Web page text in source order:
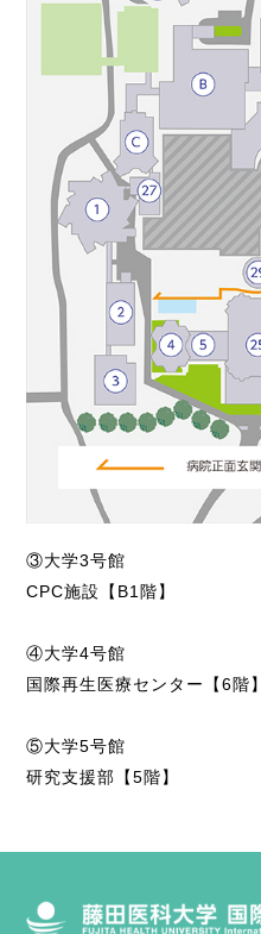
③大学3号館
CPC施設【B1階】
④大学4号館
国際再生医療センター【6階】
⑤大学5号館
研究支援部【5階】